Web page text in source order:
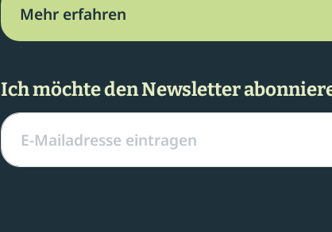
Mehr erfahren
Ich möchte den Newsletter